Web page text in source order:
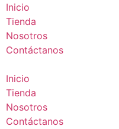
Inicio
Tienda
Nosotros
Contáctanos
Inicio
Tienda
Nosotros
Contáctanos